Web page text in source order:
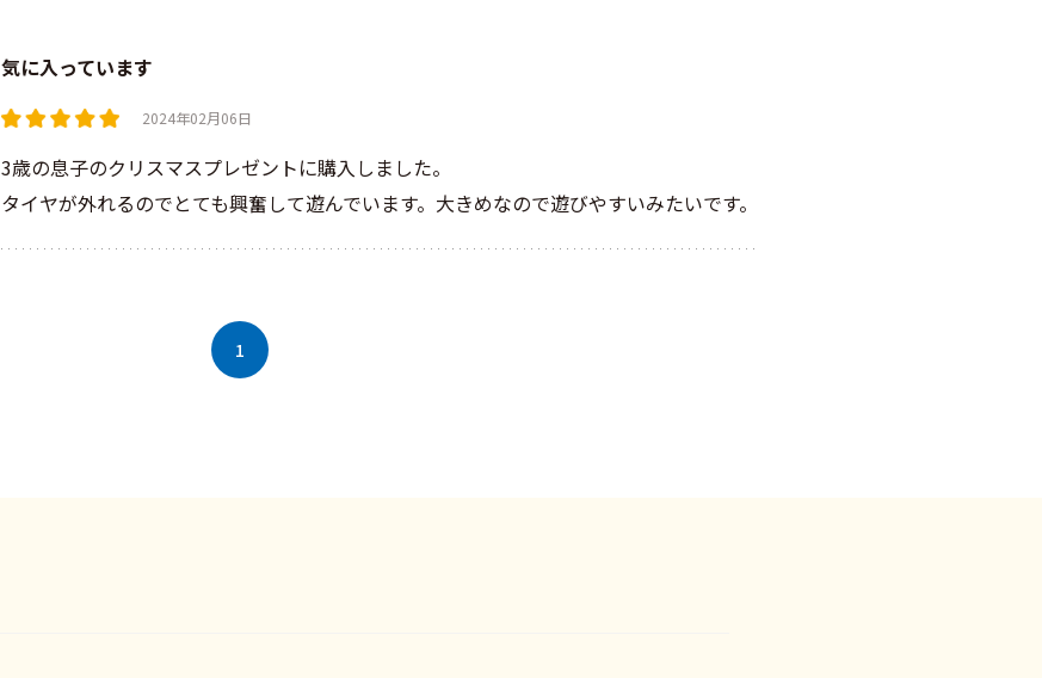
気に入っています
2024年02月06日
3歳の息子のクリスマスプレゼントに購入しました。
タイヤが外れるのでとても興奮して遊んでいます。大きめなので遊びやすいみたいです。
1